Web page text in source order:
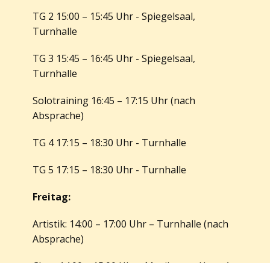
TG 2 15:00 – 15:45 Uhr - Spiegelsaal,
Turnhalle
TG 3 15:45 – 16:45 Uhr - Spiegelsaal,
Turnhalle
Solotraining 16:45 – 17:15 Uhr (nach
Absprache)
TG 4 17:15 – 18:30 Uhr - Turnhalle
TG 5 17:15 – 18:30 Uhr - Turnhalle
Freitag:
Artistik: 14:00 – 17:00 Uhr – Turnhalle (nach
Absprache)